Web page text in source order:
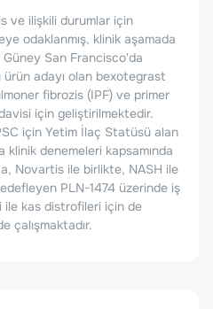
ve ilişkili durumlar için
odaklanmış, klinik aşamada
San Francisco'da
adayı olan bexotegrast
fibrozis (IPF) ve primer
için geliştirilmektedir.
için Yetim İlaç Statüsü alan
denemeleri kapsamında
Novartis ile birlikte, NASH ile
PLN-1474 üzerinde iş
ile kas distrofileri için de
çalışmaktadır.